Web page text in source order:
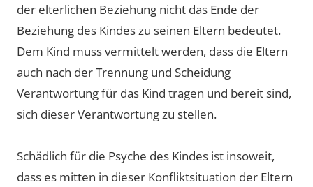
der elterlichen Beziehung nicht das Ende der
Beziehung des Kindes zu seinen Eltern bedeutet.
Dem Kind muss vermittelt werden, dass die Eltern
auch nach der Trennung und Scheidung
Verantwortung für das Kind tragen und bereit sind,
sich dieser Verantwortung zu stellen.
Schädlich für die Psyche des Kindes ist insoweit,
dass es mitten in dieser Konfliktsituation der Eltern